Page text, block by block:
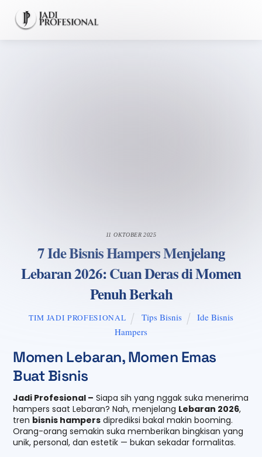
content
11 OKTOBER 2025
7 Ide Bisnis Hampers Menjelang
Lebaran 2026: Cuan Deras di Momen
Penuh Berkah
TIM JADI PROFESIONAL Tips Bisnis
Ide Bisnis
Hampers
Momen Lebaran, Momen Emas
Buat Bisnis
Jadi Profesional – Siapa sih yang nggak suka menerima
hampers saat Lebaran? Nah, menjelang Lebaran 2026,
tren bisnis hampers diprediksi bakal makin booming.
Orang-orang semakin suka memberikan bingkisan yang
unik, personal, dan estetik — bukan sekadar formalitas.